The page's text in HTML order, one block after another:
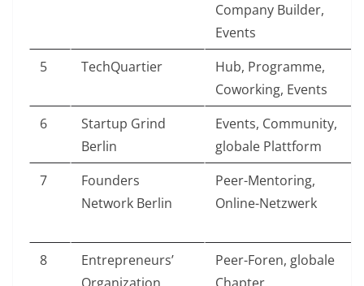
Company Builder,
Events
5
TechQuartier
Hub, Programme,
Coworking, Events
6
Startup Grind
Berlin
Events, Community,
globale Plattform
7
Founders
Network Berlin
Peer-Mentoring,
Online-Netzwerk
8
Entrepreneurs’
Peer-Foren, globale